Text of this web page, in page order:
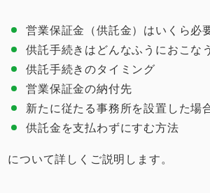
営業保証金（供託金）はいくら必
供託手続きはどんなふうにおこな
供託手続きのタイミング
営業保証金の納付先
新たに従たる事務所を設置した場
供託金を支払わずにすむ方法
について詳しくご説明します。